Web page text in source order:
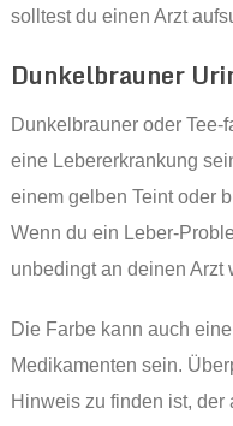
solltest du einen Arzt
Dunkelbrauner
Dunkelbrauner oder
eine Lebererkrankung
einem gelben Teint oder
Wenn du ein Leber-
unbedingt an deinen Arzt
Die Farbe kann auch
Medikamenten sein.
Hinweis zu finden ist,